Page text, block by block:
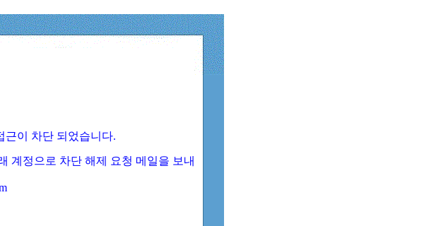
근이 차단 되었습니다.
계정으로 차단 해제 요청 메일을 보내